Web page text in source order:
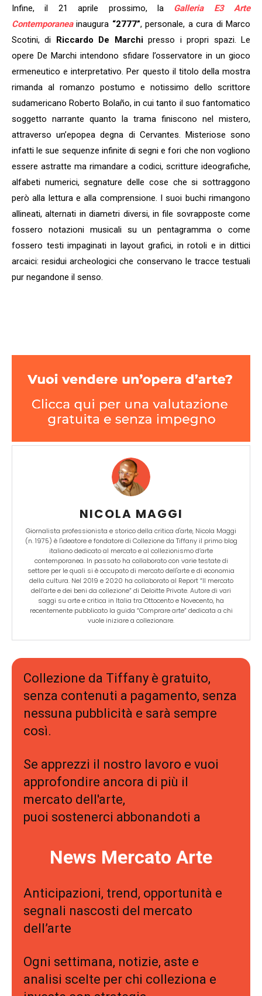
Infine, il 21 aprile prossimo, la Galleria E3 Arte
Contemporaneainaugura “2777”, personale, a cura di Marco
Scotini, di Riccardo De Marchipresso i propri spazi. Le
opere De Marchi intendono sfidare l’osservatore in un gioco
ermeneutico e interpretativo. Per questo il titolo della mostra
rimanda al romanzo postumo e notissimo dello scrittore
sudamericano Roberto Bolaño, in cui tanto il suo fantomatico
soggetto narrante quanto la trama finiscono nel mistero,
attraverso un’epopea degna di Cervantes. Misteriose sono
infatti le sue sequenze infinite di segni e fori che non vogliono
essere astratte ma rimandare a codici, scritture ideografiche,
alfabeti numerici, segnature delle cose che si sottraggono
però alla lettura e alla comprensione. I suoi buchi rimangono
allineati, alternati in diametri diversi, in file sovrapposte come
fossero notazioni musicali su un pentagramma o come
fossero testi impaginati in layout grafici, in rotoli e in dittici
arcaici: residui archeologici che conservano le tracce testuali
pur negandone il senso.
NICOLA MAGGI
Giornalista professionista e storico della critica d'arte, Nicola Maggi
(n. 1975) è l'ideatore e fondatore di Collezione da Tiffany il primo blog
italiano dedicato al mercato e al collezionismo d’arte
contemporanea. In passato ha collaborato con varie testate di
settore per le quali si è occupato di mercato dell'arte e di economia
della cultura. Nel 2019 e 2020 ha collaborato al Report “Il mercato
dell’arte e dei beni da collezione” di Deloitte Private. Autore di vari
saggi su arte e critica in Italia tra Ottocento e Novecento, ha
recentemente pubblicato la guida “Comprare arte” dedicata a chi
vuole iniziare a collezionare.
Collezione da Tiffany è gratuito,
senza contenuti a pagamento, senza
nessuna pubblicità e sarà sempre
così.
Se apprezzi il nostro lavoro e vuoi
approfondire ancora di più il
mercato dell'arte,
puoi sostenerci abbonandoti a
News Mercato Arte
Anticipazioni, trend, opportunità e
segnali nascosti del mercato
dell’arte
Ogni settimana, notizie, aste e
analisi scelte per chi colleziona e